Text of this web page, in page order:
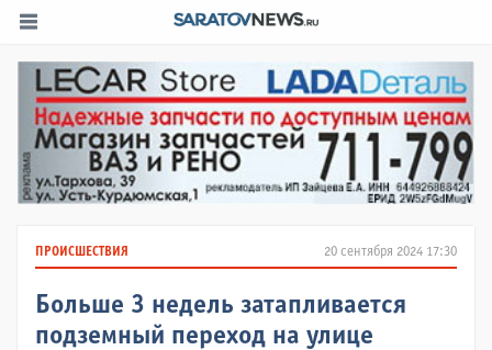
20 сентября 2024 17:30
ПРОИСШЕСТВИЯ
Больше 3 недель затапливается
подземный переход на улице